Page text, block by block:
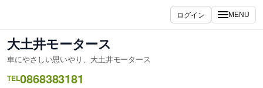
ス
キ
ッ
ログイン MENU
大土井モータース
車にやさしい思いやり、大土井モータース
TEL0868383181